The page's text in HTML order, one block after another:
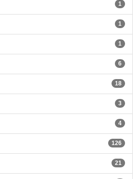
1
1
1
6
18
3
4
126
21